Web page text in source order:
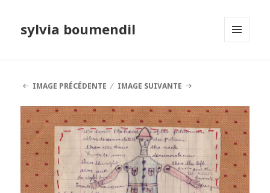
sylvia boumendil
IMAGE PRÉCÉDENTE
IMAGE SUIVANTE